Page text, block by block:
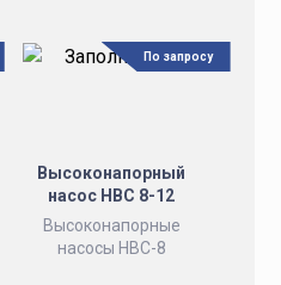
Высоконапорный
насос НВС 8-12
Высоконапорные
насосы НВС-8
По запросу